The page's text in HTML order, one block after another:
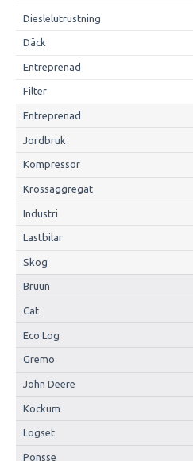
Dieslelutrustning
Däck
Entreprenad
Filter
Entreprenad
Jordbruk
Kompressor
Krossaggregat
Industri
Lastbilar
Skog
Bruun
Cat
Eco Log
Gremo
John Deere
Kockum
Logset
Ponsse